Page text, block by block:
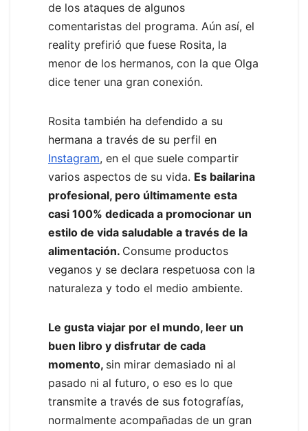
de los ataques de algunos
comentaristas del programa. Aún así, el
reality prefirió que fuese Rosita, la
menor de los hermanos, con la que Olga
dice tener una gran conexión.
Rosita también ha defendido a su
hermana a través de su perfil en
Instagram, en el que suele compartir
varios aspectos de su vida. Es bailarina
profesional, pero últimamente esta
casi 100% dedicada a promocionar un
estilo de vida saludable a través de la
alimentación. Consume productos
veganos y se declara respetuosa con la
naturaleza y todo el medio ambiente.
Le gusta viajar por el mundo, leer un
buen libro y disfrutar de cada
momento, sin mirar demasiado ni al
pasado ni al futuro, o eso es lo que
transmite a través de sus fotografías,
normalmente acompañadas de un gran